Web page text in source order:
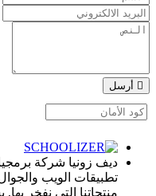
أرسل
ديف زونيا شركة
تطبيقات الويب
منتجاتنا التي نفخر